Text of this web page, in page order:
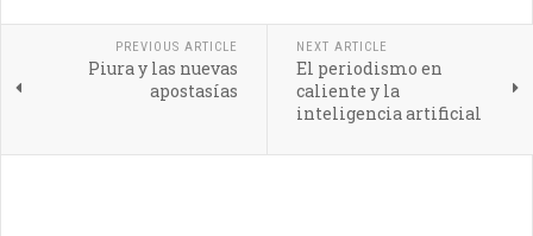
PREVIOUS ARTICLE
Piura y las nuevas
apostasías
NEXT ARTICLE
El periodismo en
caliente y la
inteligencia artificial